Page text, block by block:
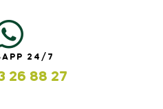
24/7
26 88 27